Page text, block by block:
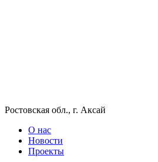
Ростовская обл., г. Аксай
О нас
Новости
Проекты